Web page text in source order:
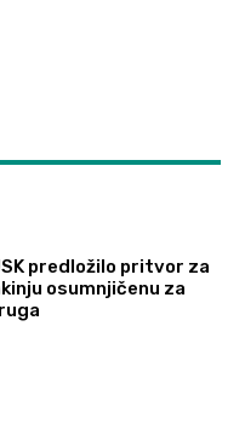
predložilo pritvor za
osumnjičenu za